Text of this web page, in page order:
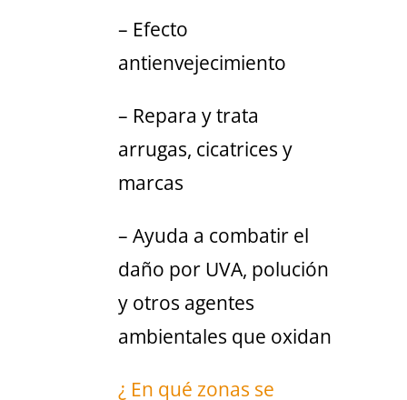
– Efecto
antienvejecimiento
– Repara y trata
arrugas, cicatrices y
marcas
– Ayuda a combatir el
daño por UVA, polución
y otros agentes
ambientales que oxidan
¿ En qué zonas se